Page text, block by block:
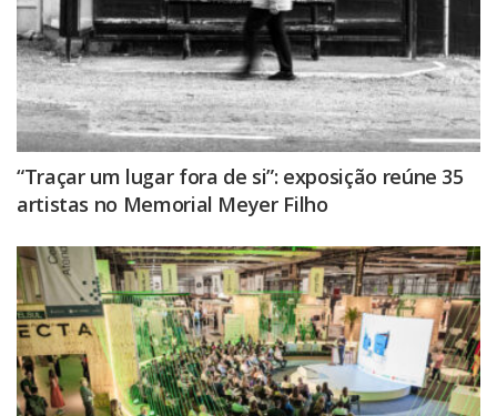
“Traçar um lugar fora de si”: exposição reúne 35
artistas no Memorial Meyer Filho